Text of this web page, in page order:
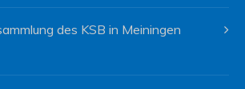
des KSB in Meiningen